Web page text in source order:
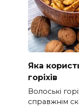
Яка
горіхів
Волоські
справжнім